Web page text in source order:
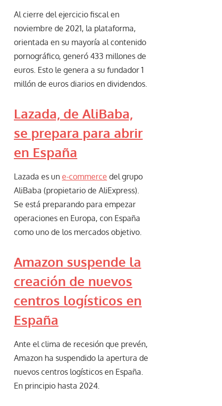
Al cierre del ejercicio fiscal en
noviembre de 2021, la plataforma,
orientada en su mayoría al contenido
pornográfico, generó 433 millones de
euros. Esto le genera a su fundador 1
millón de euros diarios en dividendos.
Lazada, de AliBaba,
se prepara para abrir
en España
Lazada es un e-commerce del grupo
AliBaba (propietario de AliExpress).
Se está preparando para empezar
operaciones en Europa, con España
como uno de los mercados objetivo.
Amazon suspende la
creación de nuevos
centros logísticos en
España
Ante el clima de recesión que prevén,
Amazon ha suspendido la apertura de
nuevos centros logísticos en España.
En principio hasta 2024.